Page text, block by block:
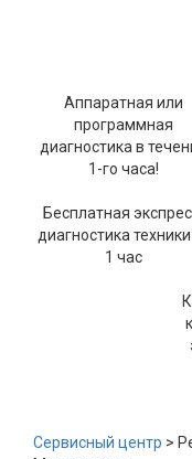
Аппаратная или
программная
диагностика в
1-го часа!
Бесплатная
диагностика
1 час
Сервисный центр >